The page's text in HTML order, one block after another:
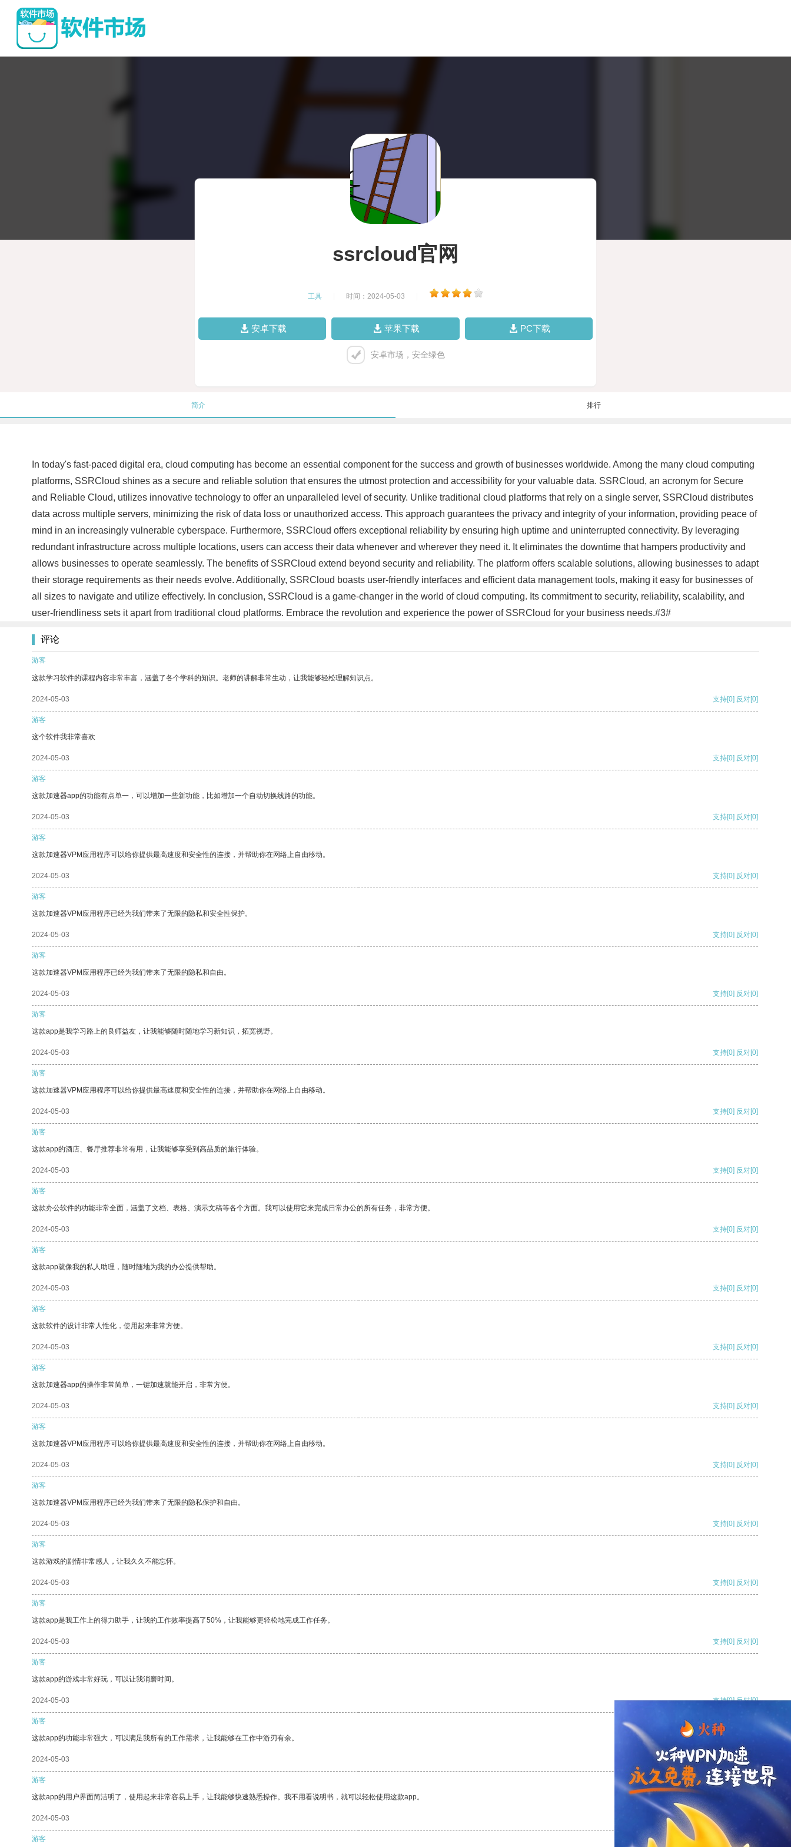
ssrcloud官网
工具 时间：2024-05-03
安卓下载 苹果下载 PC下载
安卓市场，安全绿色
简介 排行
In today's fast-paced digital era, cloud computing has become an essential component for the success and growth of businesses worldwide. Among the many cloud computing
platforms, SSRCloud shines as a secure and reliable solution that ensures the utmost protection and accessibility for your valuable data. SSRCloud, an acronym for Secure
and Reliable Cloud, utilizes innovative technology to offer an unparalleled level of security. Unlike traditional cloud platforms that rely on a single server, SSRCloud distributes
data across multiple servers, minimizing the risk of data loss or unauthorized access. This approach guarantees the privacy and integrity of your information, providing peace of
mind in an increasingly vulnerable cyberspace. Furthermore, SSRCloud offers exceptional reliability by ensuring high uptime and uninterrupted connectivity. By leveraging
redundant infrastructure across multiple locations, users can access their data whenever and wherever they need it. It eliminates the downtime that hampers productivity and
allows businesses to operate seamlessly. The benefits of SSRCloud extend beyond security and reliability. The platform offers scalable solutions, allowing businesses to adapt
their storage requirements as their needs evolve. Additionally, SSRCloud boasts user-friendly interfaces and efficient data management tools, making it easy for businesses of
all sizes to navigate and utilize effectively. In conclusion, SSRCloud is a game-changer in the world of cloud computing. Its commitment to security, reliability, scalability, and
user-friendliness sets it apart from traditional cloud platforms. Embrace the revolution and experience the power of SSRCloud for your business needs.#3#
评论
游客
这款学习软件的课程内容非常丰富，涵盖了各个学科的知识。老师的讲解非常生动，让我能够轻松理解知识点。
2024-05-03 支持[0] 反对[0]
游客
这个软件我非常喜欢
2024-05-03 支持[0] 反对[0]
游客
这款加速器app的功能有点单一，可以增加一些新功能，比如增加一个自动切换线路的功能。
2024-05-03 支持[0] 反对[0]
游客
这款加速器VPM应用程序可以给你提供最高速度和安全性的连接，并帮助你在网络上自由移动。
2024-05-03 支持[0] 反对[0]
游客
这款加速器VPM应用程序已经为我们带来了无限的隐私和安全性保护。
2024-05-03 支持[0] 反对[0]
游客
这款加速器VPM应用程序已经为我们带来了无限的隐私和自由。
2024-05-03 支持[0] 反对[0]
游客
这款app是我学习路上的良师益友，让我能够随时随地学习新知识，拓宽视野。
2024-05-03 支持[0] 反对[0]
游客
这款加速器VPM应用程序可以给你提供最高速度和安全性的连接，并帮助你在网络上自由移动。
2024-05-03 支持[0] 反对[0]
游客
这款app的酒店、餐厅推荐非常有用，让我能够享受到高品质的旅行体验。
2024-05-03 支持[0] 反对[0]
游客
这款办公软件的功能非常全面，涵盖了文档、表格、演示文稿等各个方面。我可以使用它来完成日常办公的所有任务，非常方便。
2024-05-03 支持[0] 反对[0]
游客
这款app就像我的私人助理，随时随地为我的办公提供帮助。
2024-05-03 支持[0] 反对[0]
游客
这款软件的设计非常人性化，使用起来非常方便。
2024-05-03 支持[0] 反对[0]
游客
这款加速器app的操作非常简单，一键加速就能开启，非常方便。
2024-05-03 支持[0] 反对[0]
游客
这款加速器VPM应用程序可以给你提供最高速度和安全性的连接，并帮助你在网络上自由移动。
2024-05-03 支持[0] 反对[0]
游客
这款加速器VPM应用程序已经为我们带来了无限的隐私保护和自由。
2024-05-03 支持[0] 反对[0]
游客
这款游戏的剧情非常感人，让我久久不能忘怀。
2024-05-03 支持[0] 反对[0]
游客
这款app是我工作上的得力助手，让我的工作效率提高了50%，让我能够更轻松地完成工作任务。
2024-05-03 支持[0] 反对[0]
游客
这款app的游戏非常好玩，可以让我消磨时间。
2024-05-03 支持[0] 反对[0]
游客
这款app的功能非常强大，可以满足我所有的工作需求，让我能够在工作中游刃有余。
2024-05-03 支持[0] 反对
游客
这款app的用户界面简洁明了，使用起来非常容易上手，让我能够快速熟悉操作。我不用看说明书，就可以轻松使用这款app。
2024-05-03 支持
游客